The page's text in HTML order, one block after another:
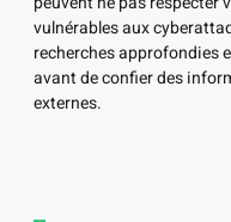
vulnérables aux
recherches approfondies
avant de confier des
externes.